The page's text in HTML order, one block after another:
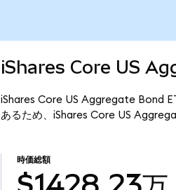
iShares Core US
iShares Core US Aggregate Bond
あるため、iShares Core US
時価総額